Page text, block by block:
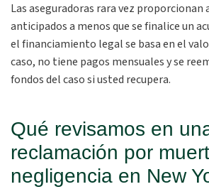
Las aseguradoras rara vez proporcionan
anticipados a menos que se finalice un
el financiamiento legal se basa en el
caso, no tiene pagos mensuales y se
fondos del caso si usted recupera.
Qué revisamos en
reclamación por
negligencia en New